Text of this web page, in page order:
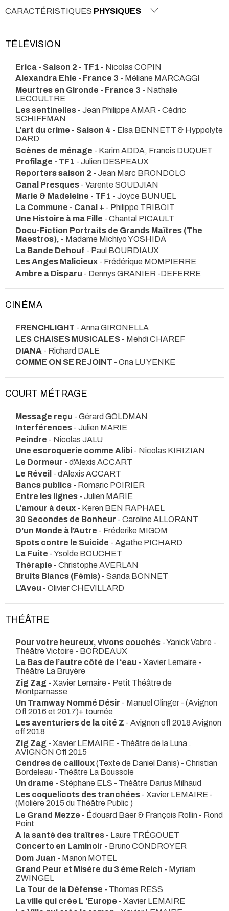
CARACTÉRISTIQUES PHYSIQUES
TÉLÉVISION
Erica - Saison 2 - TF1 - Nicolas COPIN
Alexandra Ehle - France 3 - Méliane MARCAGGI
Meurtres en Gironde - France 3 - Nathalie
LECOULTRE
Les sentinelles - Jean Philippe AMAR - Cédric
SCHIFFMAN
L'art du crime - Saison 4 - Elsa BENNETT & Hyppolyte
DARD
Scènes de ménage - Karim ADDA, Francis DUQUET
Profilage - TF1 - Julien DESPEAUX
Reporters saison 2 - Jean Marc BRONDOLO
Canal Presques - Varente SOUDJIAN
Marie & Madeleine - TF1 - Joyce BUNUEL
La Commune - Canal + - Philippe TRIBOIT
Une Histoire à ma Fille - Chantal PICAULT
Docu-Fiction Portraits de Grands Maîtres (The
Maestros), - Madame Michiyo YOSHIDA
La Bande Dehouf - Paul BOURDIAUX
Les Anges Malicieux - Frédérique MOMPIERRE
Ambre a Disparu - Dennys GRANIER -DEFERRE
CINÉMA
FRENCHLIGHT - Anna GIRONELLA
LES CHAISES MUSICALES - Mehdi CHAREF
DIANA - Richard DALE
COMME ON SE REJOINT - Ona LU YENKE
COURT MÉTRAGE
Message reçu - Gérard GOLDMAN
Interférences - Julien MARIE
Peindre - Nicolas JALU
Une escroquerie comme Alibi - Nicolas KIRIZIAN
Le Dormeur - d'Alexis ACCART
Le Réveil - d'Alexis ACCART
Bancs publics - Romaric POIRIER
Entre les lignes - Julien MARIE
L'amour à deux - Keren BEN RAPHAEL
30 Secondes de Bonheur - Caroline ALLORANT
D'un Monde à l'Autre - Fréderike MIGOM
Spots contre le Suicide - Agathe PICHARD
La Fuite - Ysolde BOUCHET
Thérapie - Christophe AVERLAN
Bruits Blancs (Fémis) - Sanda BONNET
L'Aveu - Olivier CHEVILLARD
THÉÂTRE
Pour votre heureux, vivons couchés - Yanick Vabre -
Théâtre Victoire - BORDEAUX
La Bas de l’autre côté de l ‘eau - Xavier Lemaire -
Théâtre La Bruyère
Zig Zag - Xavier Lemaire - Petit Théâtre de
Montparnasse
Un Tramway Nommé Désir - Manuel Olinger - (Avignon
Off 2016 et 2017)+ tournée
Les aventuriers de la cité Z - Avignon off 2018 Avignon
off 2018
Zig Zag - Xavier LEMAIRE - Théâtre de la Luna .
AVIGNON Off 2015
Cendres de cailloux(Texte de Daniel Danis) - Christian
Bordeleau - Théâtre La Boussole
Un drame - Stéphane ELS - Théâtre Darius Milhaud
Les coquelicots des tranchées - Xavier LEMAIRE -
(Molière 2015 du Théâtre Public )
Le Grand Mezze - Édouard Bäer & François Rollin - Rond
Point
A la santé des traîtres - Laure TRÉGOUET
Concerto en Laminoir - Bruno CONDROYER
Dom Juan - Manon MOTEL
Grand Peur et Misère du 3 ème Reich - Myriam
ZWINGEL
La Tour de la Défense - Thomas RESS
La ville qui crée L 'Europe - Xavier LEMAIRE